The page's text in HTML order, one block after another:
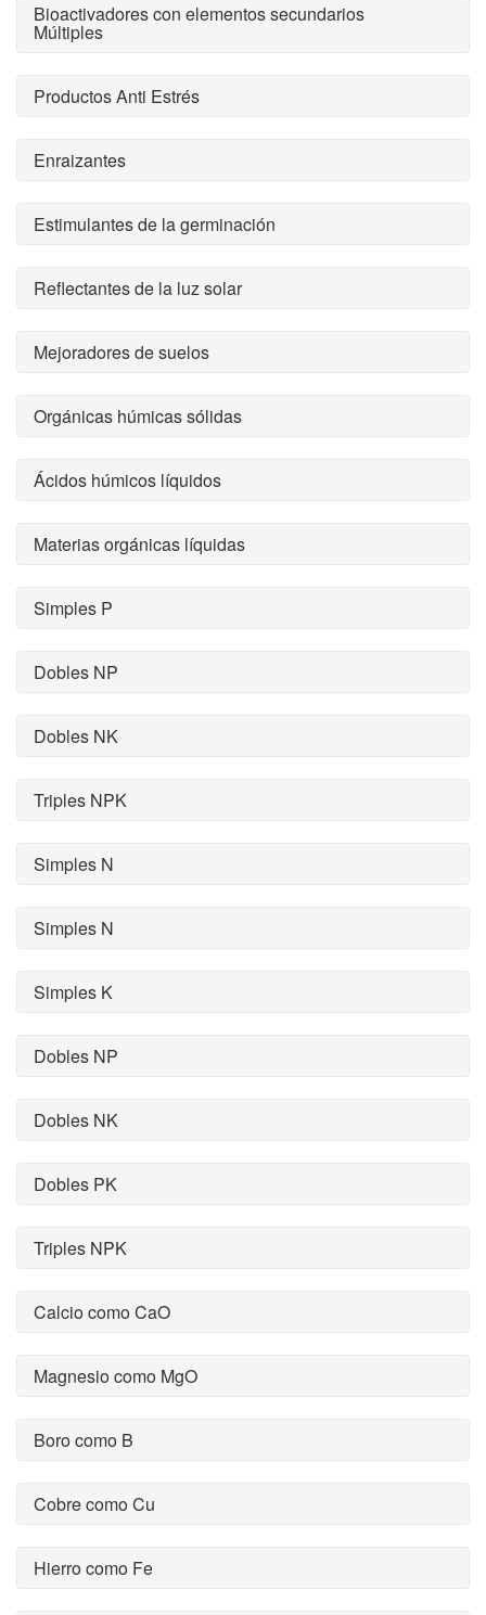
Bioactivadores con elementos secundarios
Múltiples
Productos Anti Estrés
Enraizantes
Estimulantes de la germinación
Reflectantes de la luz solar
Mejoradores de suelos
Orgánicas húmicas sólidas
Ácidos húmicos líquidos
Materias orgánicas líquidas
Simples P
Dobles NP
Dobles NK
Triples NPK
Simples N
Simples N
Simples K
Dobles NP
Dobles NK
Dobles PK
Triples NPK
Calcio como CaO
Magnesio como MgO
Boro como B
Cobre como Cu
Hierro como Fe